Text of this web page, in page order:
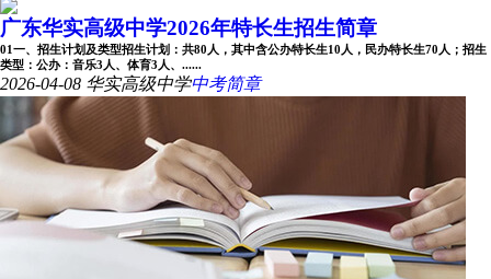
广东华实高级中学2026年特长生招生简章
01一、招生计划及类型招生计划：共80人，其中含公办特长生10人，民办特长生70人；招生
类型：公办：音乐3人、体育3人、......
2026-04-08 华实高级中学中考简章